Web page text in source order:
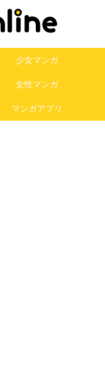
少女マンガ
女性マンガ
マンガアプリ